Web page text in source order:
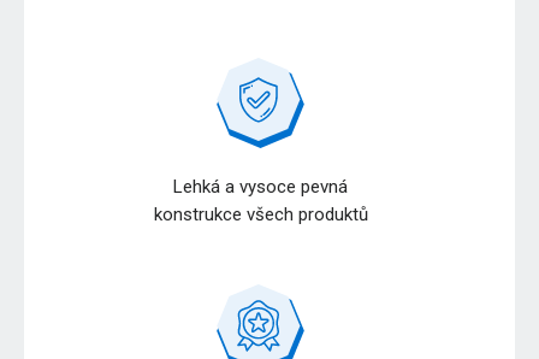
Lehká a vysoce pevná
konstrukce všech produktů